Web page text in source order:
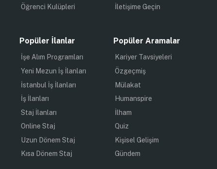
Öğrenci Kulüpleri
İletişime Geçin
Popüler İlanlar
İşe Alım Programları
Yeni Mezun İş İlanları
İstanbul İş İlanları
İş İlanları
Staj İlanları
Online Staj
Uzun Dönem Staj
Kısa Dönem Staj
Popüler Aramalar
Kariyer Tavsiyeleri
Özgeçmiş
Mülakat
Humanspire
İlham
Quiz
Kişisel Gelişim
Gündem